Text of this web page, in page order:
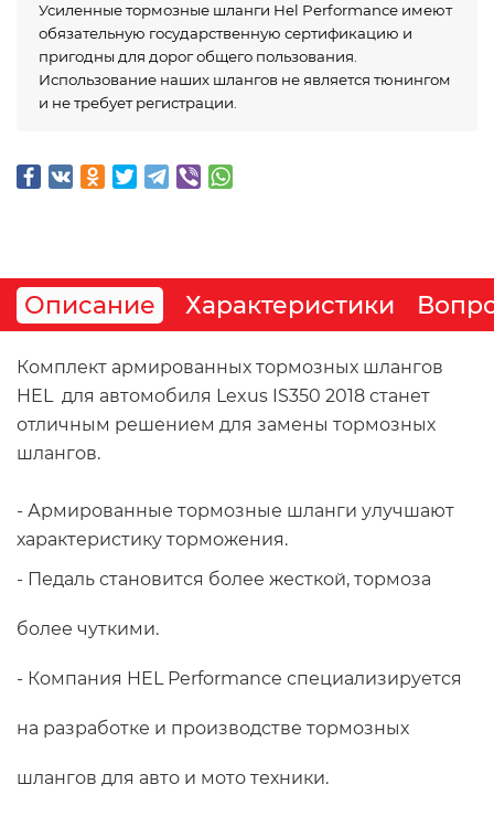
Усиленные тормозные шланги Hel Performance имеют
обязательную государственную сертификацию и
пригодны для дорог общего пользования.
Использование наших шлангов не является тюнингом
и не требует регистрации.
Описание Характеристики
Комплект армированных тормозных шлангов
HEL  для автомобиля Lexus IS350 2018 станет
отличным решением для замены тормозных
шлангов.
- Армированные тормозные шланги улучшают
характеристику торможения.
- Педаль становится более жесткой, тормоза
более чуткими.
- Компания HEL Performance специализируется
на разработке и производстве тормозных
шлангов для авто и мото техники.